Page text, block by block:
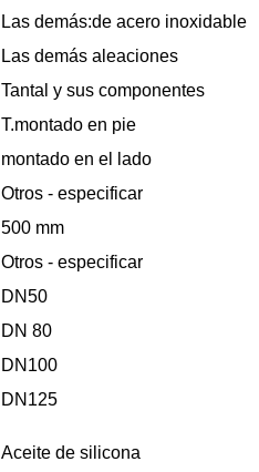
Las demás:de acero inoxidable
Las demás aleaciones
Tantal y sus componentes
T.montado en pie
montado en el lado
Otros - especificar
500 mm
Otros - especificar
DN50
DN 80
DN100
DN125
Aceite de silicona